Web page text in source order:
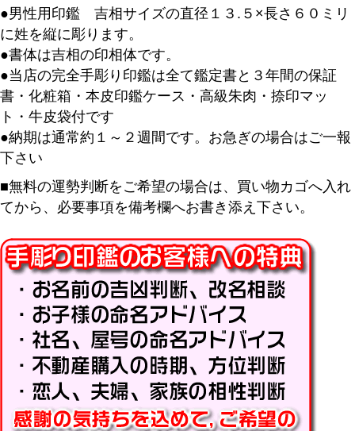
●男性用印鑑 吉相サイズの直径１３.５×長さ６０ミリ
に姓を縦に彫ります。
●書体は吉相の印相体です。
●当店の完全手彫り印鑑は全て鑑定書と３年間の保証
書・化粧箱・本皮印鑑ケース・高級朱肉・捺印マッ
ト・牛皮袋付です
●納期は通常約１～２週間です。お急ぎの場合はご一報
下さい
■無料の運勢判断をご希望の場合は、買い物カゴへ入れ
てから、必要事項を備考欄へお書き添え下さい。
キーワード
価格
〜
商品タグ
セール